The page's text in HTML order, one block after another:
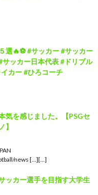
選🔥⚽️ #サッカー #サッカー
ッカー日本代表 #ドリブル
カー #ひろコーチ
気を感じました。【PSGセ
】
news […][…]
ッカー選手を目指す大学生